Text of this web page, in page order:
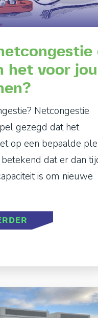
het voor jou
Netcongestie
gezegd dat het
op een bepaalde
dat er dan
is om nieuwe
ABOUT WAT